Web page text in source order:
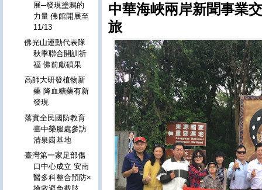
中華海峽兩岸新聞事業
旅
展─發現塗鴉的
力量 佛館開展至
11/13
佛光山運動代表隊
秋季聯合開訓祈
福 佛前獻碩果
高師大研發植物新
藥 降血糖藥有新
發現
落實全民國防教育
臺中榮服處參訪
清泉崗基地
臺灣第一家足部傷
口中心成立 安南
醫多科整合預防×